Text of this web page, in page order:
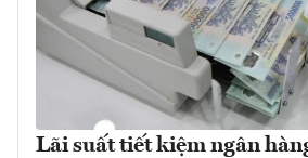
Lãi suất tiết kiệm ngân